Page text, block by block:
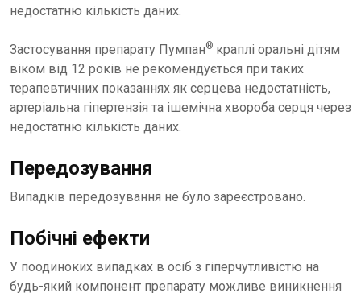
недостатню кількість даних.
Застосування препарату Пумпан® краплі оральні дітям
віком від 12 років не рекомендується при таких
терапевтичних показаннях як серцева недостатність,
артеріальна гіпертензія та ішемічна хвороба серця через
недостатню кількість даних.
Передозування
Випадків передозування не було зареєстровано.
Побічні ефекти
У поодиноких випадках в осіб з гіперчутливістю на
будь-який компонент препарату можливе виникнення